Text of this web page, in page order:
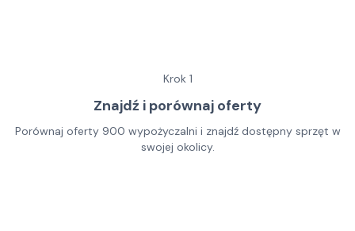
Krok 1
Znajdź i porównaj oferty
Porównaj oferty 900 wypożyczalni i znajdź dostępny sprzęt w
swojej okolicy.